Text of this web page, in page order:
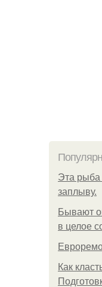
Эта рыба
заплыву.
Бывают
в целое
Как